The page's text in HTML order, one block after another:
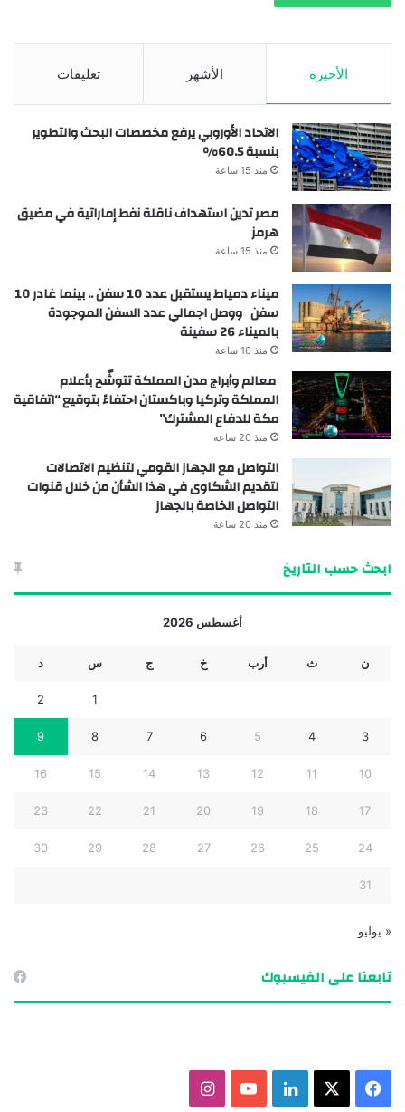
الأخيرة الأشهر تعليقات
الاتحاد الأوروبي يرفع مخصصات البحث والتطوير
بنسبة 60.5%
منذ 15 ساعة
مصر تدين استهداف ناقلة نفط إماراتية في مضيق
هرمز
منذ 15 ساعة
ميناء دمياط يستقبل عدد 10 سفن .. بينما غادر 10
سفن ووصل اجمالي عدد السفن الموجودة
بالميناء 26 سفينة
منذ 16 ساعة
معالم وأبراج مدن المملكة تتوشّح بأعلام
المملكة وتركيا وباكستان احتفاءً بتوقيع “اتفاقية
مكة للدفاع المشترك”
منذ 20 ساعة
التواصل مع الجهاز القومي لتنظيم الاتصالات
لتقديم الشكاوى في هذا الشأن من خلال قنوات
التواصل الخاصة بالجهاز
منذ 20 ساعة
ابحث حسب التاريخ
أغسطس 2026
ن ث أرب خ ج س د
1
2
3
4
5
6
7
8
9
10
11
12
13
14
15
16
17
18
19
20
21
22
23
24
25
26
27
28
29
30
31
« يوليو
تابعنا على الفيسبوك